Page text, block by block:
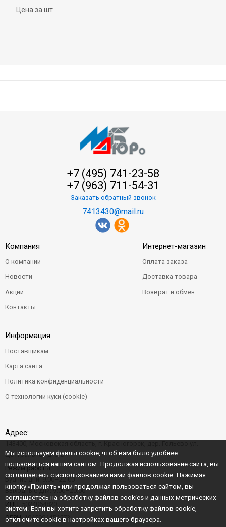
Цена за шт
+7 (495) 741-23-58
+7 (963) 711-54-31
Заказать обратный звонок
7413430@mail.ru
Компания
О компании
Новости
Акции
Контакты
Интернет-магазин
Оплата заказа
Доставка товара
Возврат и обмен
Информация
Поставщикам
Карта сайта
Политика конфиденциальности
О технологии куки (cookie)
Адрес:
Центральная д. 6"Б"
Режим работы:
Будние дни: 9:00–22:00
Выходные дни: 9:00–20:00
ИНН:
ОГРН:1045004456573
Мы используем файлы cookie, чтоб вам было удобнее
пользоваться нашим сайтом. Продолжая использование сайта, вы
соглашаетесь с использованием нами файлов cookie . Нажимая
кнопку «Принять» или продолжая пользоваться сайтом, вы
соглашаетесь на обработку файлов cookies и данных метрических
систем. Если вы хотите запретить обработку файлов cookie,
отключите cookie в настройках вашего браузера.